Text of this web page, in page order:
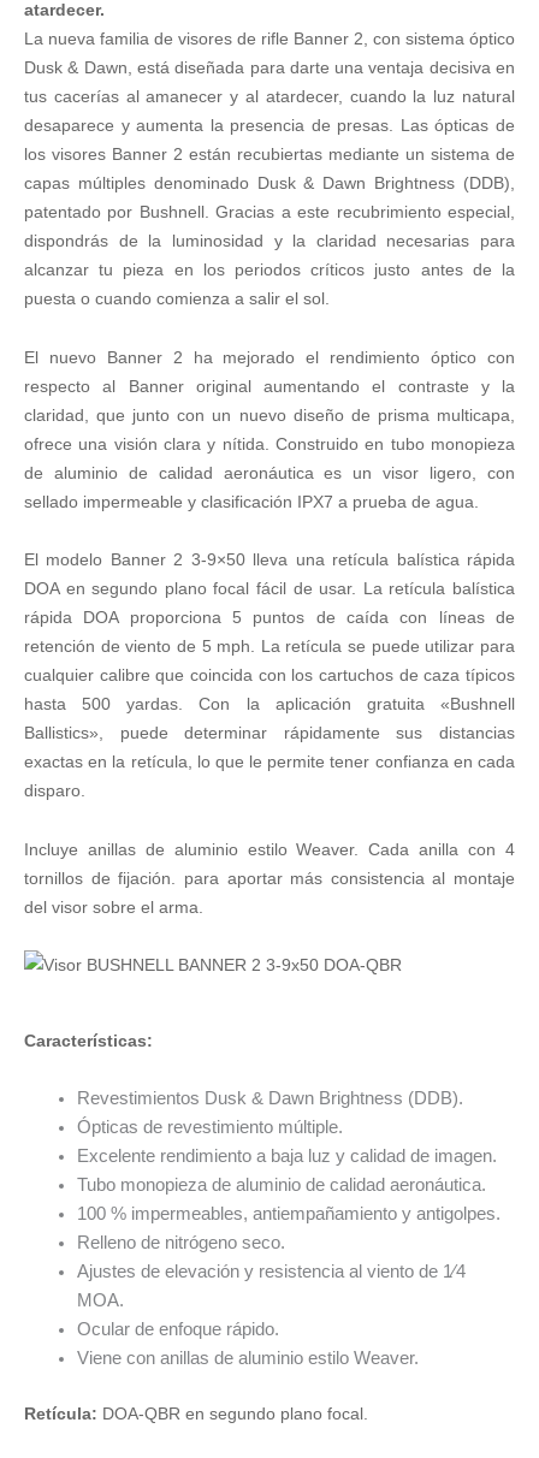
3-
9x50
cantidad
atardecer.
La nueva familia de visores de rifle Banner 2, con sistema óptico
Dusk & Dawn, está diseñada para darte una ventaja decisiva en
tus cacerías al amanecer y al atardecer, cuando la luz natural
desaparece y aumenta la presencia de presas. Las ópticas de
los visores Banner 2 están recubiertas mediante un sistema de
capas múltiples denominado Dusk & Dawn Brightness (DDB),
patentado por Bushnell. Gracias a este recubrimiento especial,
dispondrás de la luminosidad y la claridad necesarias para
alcanzar tu pieza en los periodos críticos justo antes de la
puesta o cuando comienza a salir el sol.
El nuevo Banner 2 ha mejorado el rendimiento óptico con
respecto al Banner original aumentando el contraste y la
claridad, que junto con un nuevo diseño de prisma multicapa,
ofrece una visión clara y nítida. Construido en tubo monopieza
de aluminio de calidad aeronáutica es un visor ligero, con
sellado impermeable y clasificación IPX7 a prueba de agua.
El modelo Banner 2 3-9×50 lleva una retícula balística rápida
DOA en segundo plano focal fácil de usar. La retícula balística
rápida DOA proporciona 5 puntos de caída con líneas de
retención de viento de 5 mph. La retícula se puede utilizar para
cualquier calibre que coincida con los cartuchos de caza típicos
hasta 500 yardas. Con la aplicación gratuita «Bushnell
Ballistics», puede determinar rápidamente sus distancias
exactas en la retícula, lo que le permite tener confianza en cada
disparo.
Incluye anillas de aluminio estiloWeaver. Cada anillacon 4
tornillos de fijación. para aportar más consistencia al montaje
del visor sobre el arma.
Características:
Revestimientos Dusk & Dawn Brightness (DDB).
Ópticas de revestimiento múltiple.
Excelente rendimiento a baja luz y calidad de imagen.
Tubo monopiezade aluminio de calidad aeronáutica.
100 % impermeables, antiempañamiento y antigolpes.
Relleno de nitrógeno seco.
Ajustes de elevación y resistencia al viento de 1⁄4
MOA.
Ocular de enfoque rápido.
Viene con anillas de aluminio estilo Weaver.
Retícula: DOA-QBR en segundo plano focal.